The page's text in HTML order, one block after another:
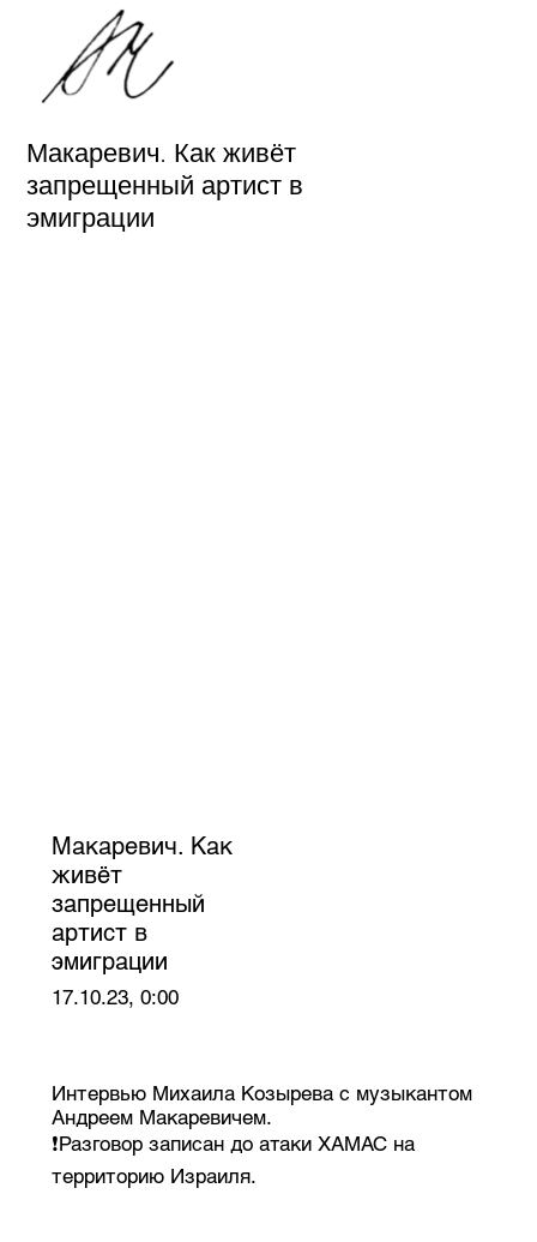
Макаревич. Как живёт
запрещенный артист в
эмиграции
Макаревич. Как
живёт
запрещенный
артист в
эмиграции
17.10.23, 0:00
Интервью Михаила Козырева с музыкантом
Андреем Макаревичем.
❗️Разговор записан до атаки ХАМАС на
территорию Израиля.